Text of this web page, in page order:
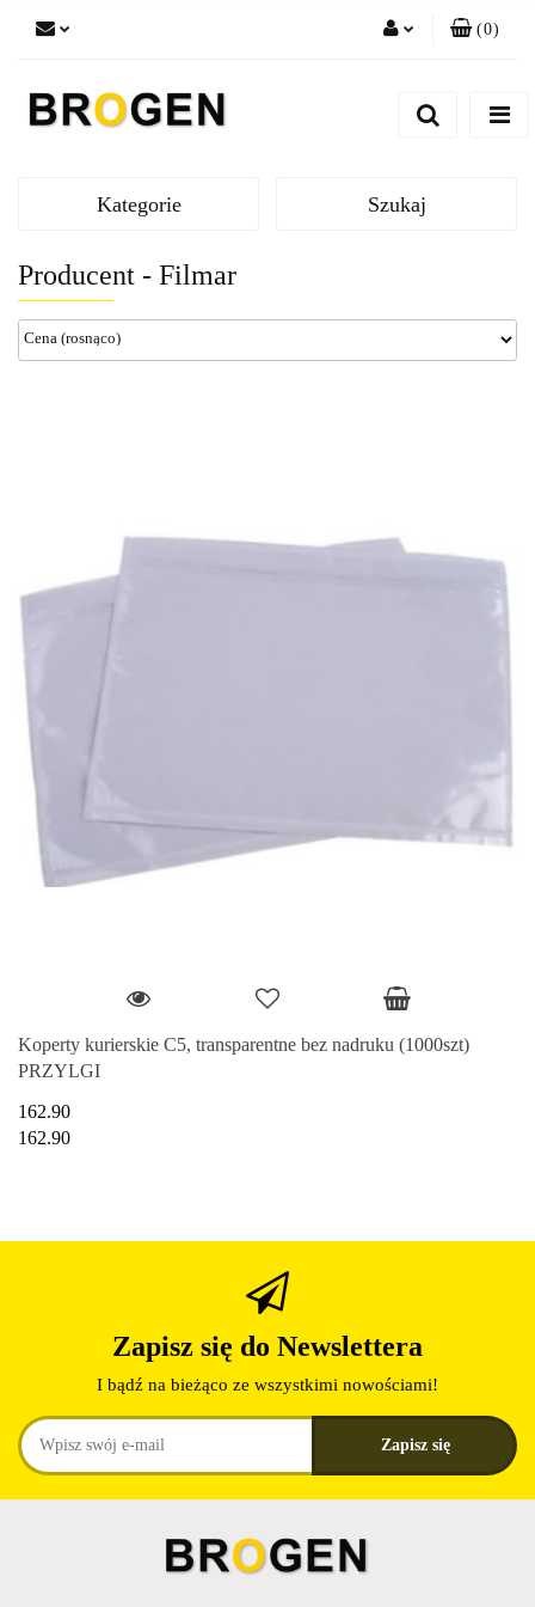
Zgody cookies
(0)
Kategorie Szukaj
Producent - Filmar
Koperty kurierskie C5, transparentne bez nadruku (1000szt)
PRZYLGI
162.90
162.90
Zapisz się do Newslettera
I bądź na bieżąco ze wszystkimi nowościami!